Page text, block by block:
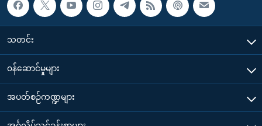
သတင်း
၀န်ဆောင်မှုများ
အပတ်စဉ်ကဏ္ဍများ